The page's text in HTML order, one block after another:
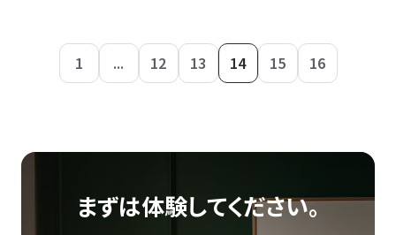
1 ... 12 13 14 15 16
まずは体験してください。